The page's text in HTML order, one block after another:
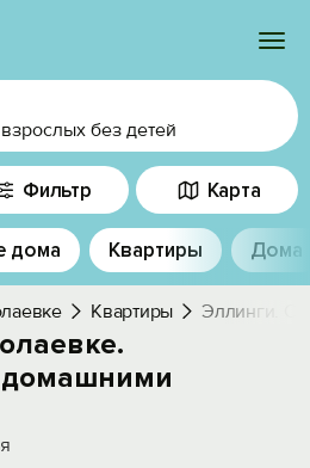
без детей
Фильтр Карта
дома Квартиры Дома
Квартиры Эллинги. С